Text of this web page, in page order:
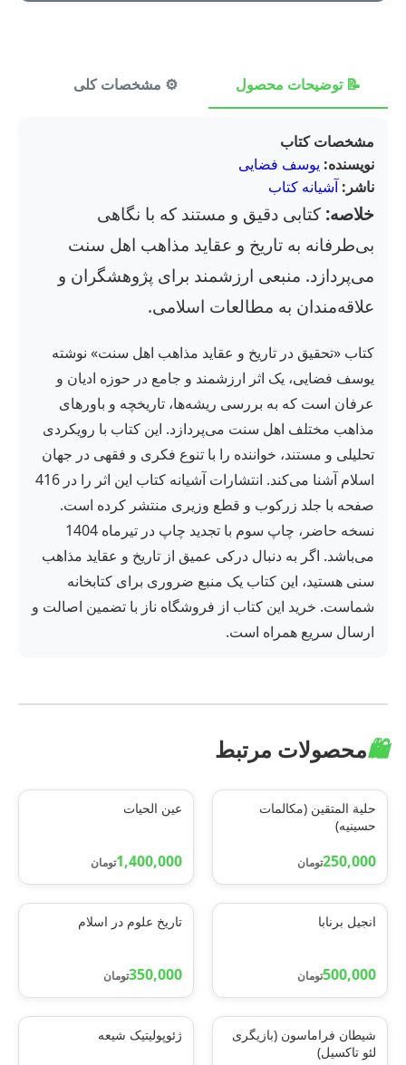
📝 توضیحات محصول ⚙️ مشخصات کلی
مشخصات کتاب
نویسنده: یوسف فضایی
ناشر: آشیانه کتاب
خلاصه: کتابی دقیق و مستند که با نگاهی
بی‌طرفانه به تاریخ و عقاید مذاهب اهل سنت
می‌پردازد. منبعی ارزشمند برای پژوهشگران و
علاقه‌مندان به مطالعات اسلامی.
کتاب «تحقیق در تاریخ و عقاید مذاهب اهل سنت» نوشته
یوسف فضایی، یک اثر ارزشمند و جامع در حوزه ادیان و
عرفان است که به بررسی ریشه‌ها، تاریخچه و باورهای
مذاهب مختلف اهل سنت می‌پردازد. این کتاب با رویکردی
تحلیلی و مستند، خواننده را با تنوع فکری و فقهی در جهان
اسلام آشنا می‌کند. انتشارات آشیانه کتاب این اثر را در 416
صفحه با جلد زرکوب و قطع وزیری منتشر کرده است.
نسخه حاضر، چاپ سوم با تجدید چاپ در تیرماه 1404
می‌باشد. اگر به دنبال درکی عمیق از تاریخ و عقاید مذاهب
سنی هستید، این کتاب یک منبع ضروری برای کتابخانه
شماست. خرید این کتاب از فروشگاه ناز با تضمین اصالت و
ارسال سریع همراه است.
🛍️محصولات مرتبط
حلیة المتقین (مکالمات
حسینیه)
250,000تومان
عین الحیات
1,400,000تومان
انجیل برنابا
500,000تومان
تاریخ علوم در اسلام
350,000تومان
شیطان فراماسون (بازیگری
لئو تاکسیل)
ژئوپولیتیک شیعه